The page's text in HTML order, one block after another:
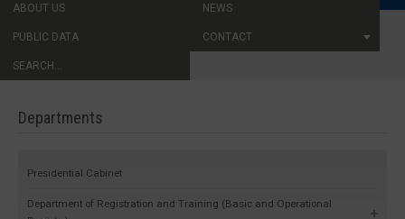
ABOUT US NEWS
PUBLIC DATA CONTACT
SEARCH...
Departments
Presidential Cabinet
Department of Registration and Training (Basic and Operational